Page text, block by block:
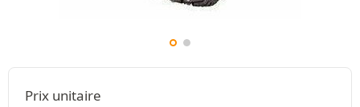
Prix unitaire